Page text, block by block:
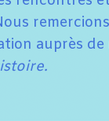
remercions
auprès de